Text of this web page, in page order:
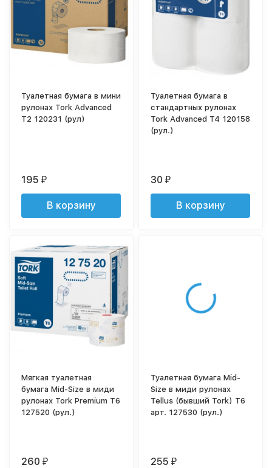
Туалетная бумага в мини
рулонах Tork Advanced
T2 120231 (рул)
195₽
В корзину
Туалетная бумага в
стандартных рулонах
Tork Advanced T4 120158
(рул.)
30₽
В корзину
Мягкая туалетная
бумага Mid-Size в миди
рулонах Tork Premium T6
127520 (рул.)
260₽
Туалетная бумага Mid-
Size в миди рулонах
Tellus (бывший Tork) T6
арт. 127530 (рул.)
255₽